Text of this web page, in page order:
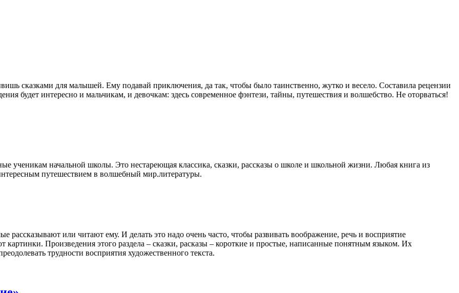
сказками для малышей. Ему подавай приключения, да так, чтобы было таинственно, жутко и весело. Составила рецензии
будет интересно и мальчикам, и девочкам: здесь современное фэнтези, тайны, путешествия и волшебство. Не оторваться!
ученикам начальной школы. Это нестареющая классика, сказки, рассказы о школе и школьной жизни. Любая книга из
путешествием в волшебный мир.литературы.
рассказывают или читают ему. И делать это надо очень часто, чтобы развивать воображение, речь и восприятие
Произведения этого раздела – сказки, расказы – короткие и простые, написанные понятным языком. Их
трудности восприятия художественного текста.